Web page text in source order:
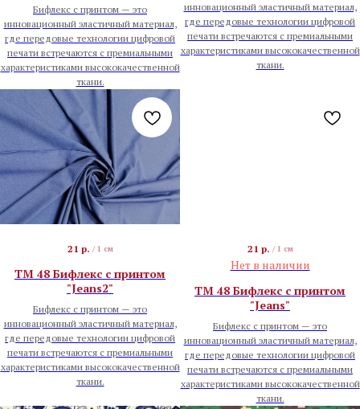
Бифлекс с принтом — это
инновационный эластичный материал,
где передовые технологии цифровой
печати встречаются с премиальными
характеристиками высококачественной
ткани.
инновационный эластичный материал,
где передовые технологии цифровой
печати встречаются с премиальными
характеристиками высококачественной
ткани.
21 р. / 1 см
TM 48 Бифлекс с принтом
"Jeans2"
Бифлекс с принтом — это
инновационный эластичный материал,
где передовые технологии цифровой
печати встречаются с премиальными
характеристиками высококачественной
ткани.
21 р. / 1 см
Нет в наличии
TM 48 Бифлекс с принтом
"Jeans"
Бифлекс с принтом — это
инновационный эластичный материал,
где передовые технологии цифровой
печати встречаются с премиальными
характеристиками высококачественной
ткани.